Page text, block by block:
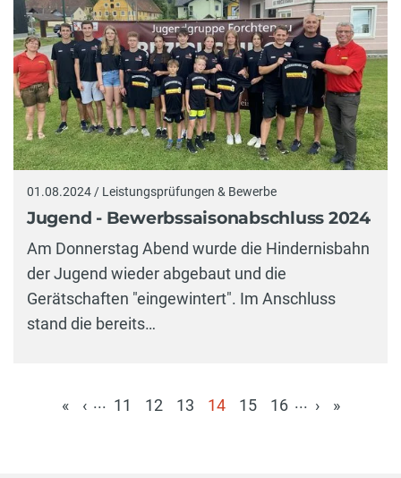
01.08.2024 / Leistungsprüfungen & Bewerbe
Jugend - Bewerbssaisonabschluss 2024
Am Donnerstag Abend wurde die Hindernisbahn
der Jugend wieder abgebaut und die
Gerätschaften "eingewintert". Im Anschluss
stand die bereits…
« ‹ ... 11 12 13
14
15 16 ... › »